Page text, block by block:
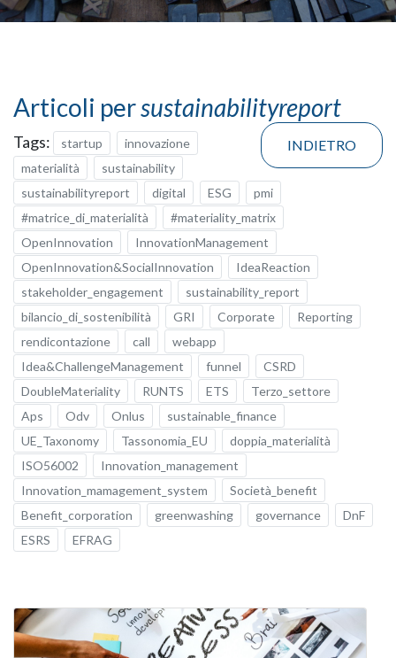
Articoli persustainabilityreport
INDIETRO
Tags: startup
innovazione
materialità
sustainability
sustainabilityreport
digital ESG
pmi
#matrice_di_materialità
#materiality_matrix
OpenInnovation
InnovationManagement
OpenInnovation&SocialInnovation
IdeaReaction
stakeholder_engagement
sustainability_report
bilancio_di_sostenibilità
GRI Corporate
Reporting
rendicontazione
call
webapp
Idea&ChallengeManagement
funnel
CSRD
DoubleMateriality
RUNTS ETS
Terzo_settore
Aps
Odv Onlus
sustainable_finance
UE_Taxonomy
Tassonomia_EU
doppia_materialità
ISO56002
Innovation_management
Innovation_mamagement_system
Società_benefit
Benefit_corporation
greenwashing governance
DnF
ESRS
EFRAG